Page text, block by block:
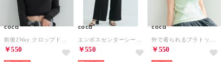
coca
￥550
coca
￥550
coca
￥550